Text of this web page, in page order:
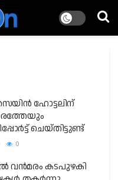
ഹോട്ടലിന്
ചെയ്തിട്ടുണ്ട്
0
വൻമരം കടപുഴകി